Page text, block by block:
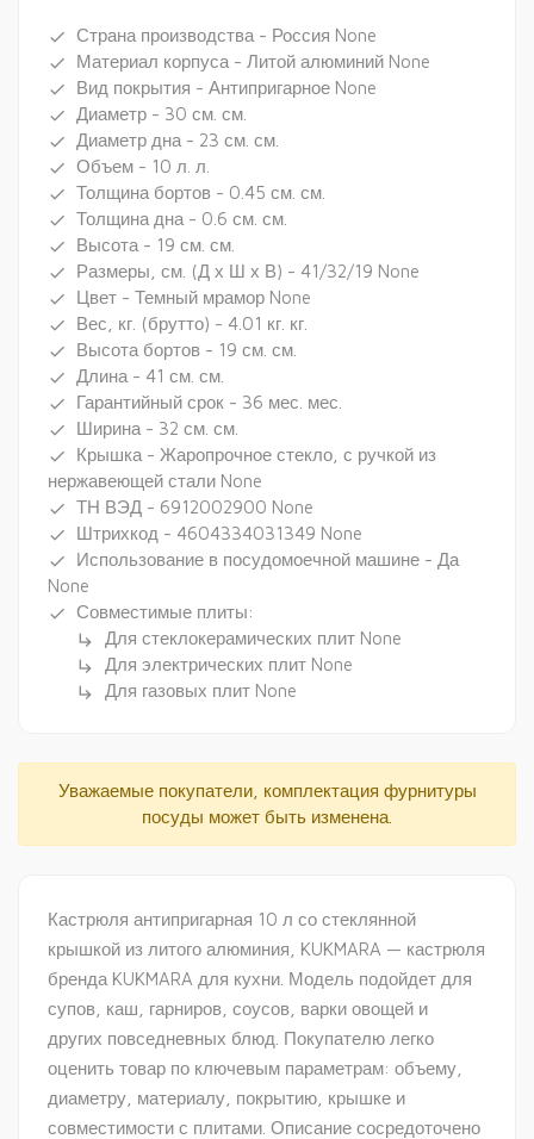
done Страна производства - Россия None
done Материал корпуса - Литой алюминий None
done Вид покрытия - Антипригарное None
done Диаметр - 30 см. см.
done Диаметр дна - 23 см. см.
done Объем - 10 л. л.
done Толщина бортов - 0.45 см. см.
done Толщина дна - 0.6 см. см.
done Высота - 19 см. см.
done Размеры, см. (Д х Ш х В) - 41/32/19 None
done Цвет - Темный мрамор None
done Вес, кг. (брутто) - 4.01 кг. кг.
done Высота бортов - 19 см. см.
done Длина - 41 см. см.
done Гарантийный срок - 36 мес. мес.
done Ширина - 32 см. см.
done
Крышка - Жаропрочное стекло, с ручкой из
нержавеющей стали None
done ТН ВЭД - 6912002900 None
done Штрихкод - 4604334031349 None
done
Использование в посудомоечной машине - Да
None
done Совместимые плиты:
subdirectory_arrow_right Для стеклокерамических плит None
subdirectory_arrow_right Для электрических плит None
subdirectory_arrow_right Для газовых плит None
Уважаемые покупатели, комплектация фурнитуры
посуды может быть изменена.
Кастрюля антипригарная 10 л со стеклянной
крышкой из литого алюминия, KUKMARA — кастрюля
бренда KUKMARA для кухни. Модель подойдет для
супов, каш, гарниров, соусов, варки овощей и
других повседневных блюд. Покупателю легко
оценить товар по ключевым параметрам: объему,
диаметру, материалу, покрытию, крышке и
совместимости с плитами. Описание сосредоточено